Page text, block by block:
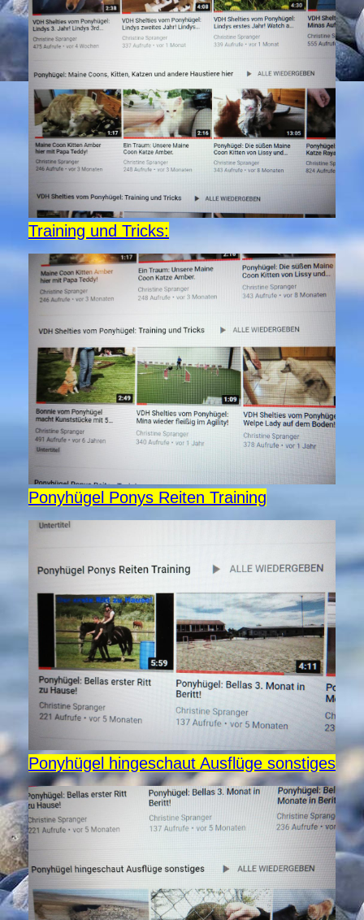
Training und Tricks:
Ponyhügel Ponys Reiten Training
Ponyhügel hingeschaut Ausflüge sonstiges